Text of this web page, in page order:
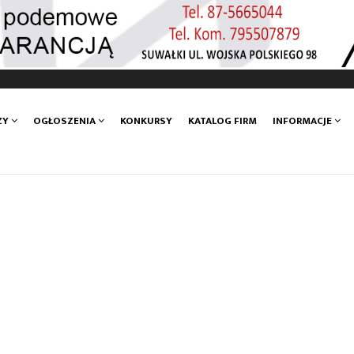
OGŁOSZENIA KONKURSY KATALOG FIRM INFORMACJE